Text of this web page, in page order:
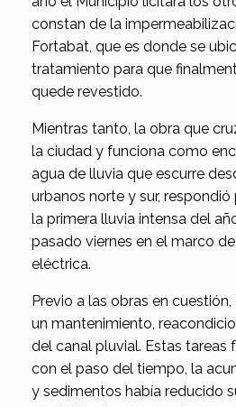
constan de la
Fortabat, que es donde se
tratamiento para que
quede revestido.
Mientras tanto, la obra que
la ciudad y funciona como
agua de lluvia que escurre
urbanos norte y sur,
la primera lluvia intensa del
pasado viernes en el marco
eléctrica.
Previo a las obras en
un mantenimiento,
del canal pluvial. Estas tareas
con el paso del tiempo, la
y sedimentos había reducido